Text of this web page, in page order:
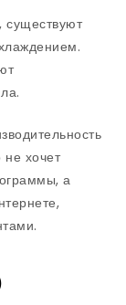
существуют
не хочет
а